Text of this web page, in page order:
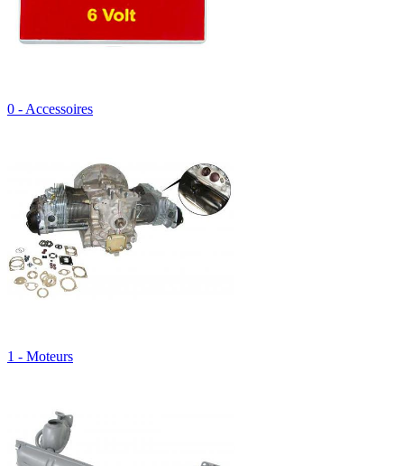
0 - Accessoires
1 - Moteurs